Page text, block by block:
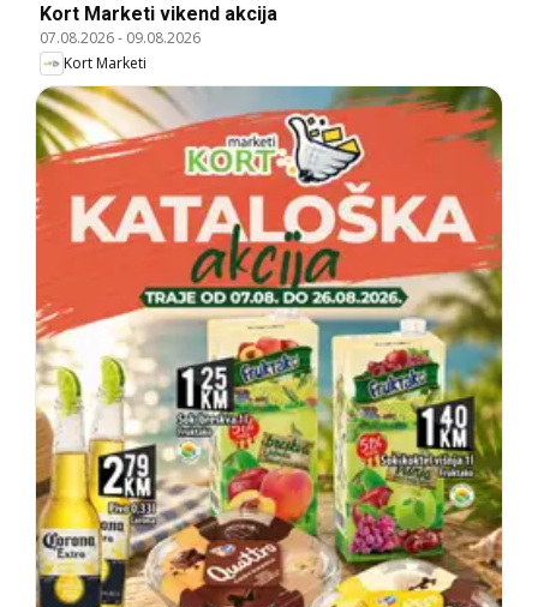
Kort Marketi vikend akcija
07.08.2026- 09.08.2026
Kort Marketi